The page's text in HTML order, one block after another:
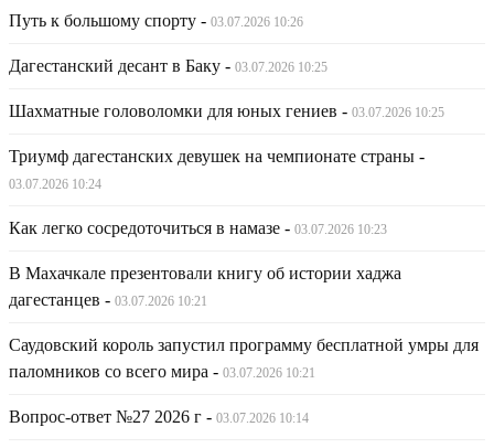
Путь к большому спорту - 03.07.2026 10:26
Дагестанский десант в Баку - 03.07.2026 10:25
Шахматные головоломки для юных гениев - 03.07.2026 10:25
Триумф дагестанских девушек на чемпионате страны -
03.07.2026 10:24
Как легко сосредоточиться в намазе - 03.07.2026 10:23
В Махачкале презентовали книгу об истории хаджа
дагестанцев - 03.07.2026 10:21
Саудовский король запустил программу бесплатной умры для
паломников со всего мира - 03.07.2026 10:21
Вопрос-ответ №27 2026 г - 03.07.2026 10:14